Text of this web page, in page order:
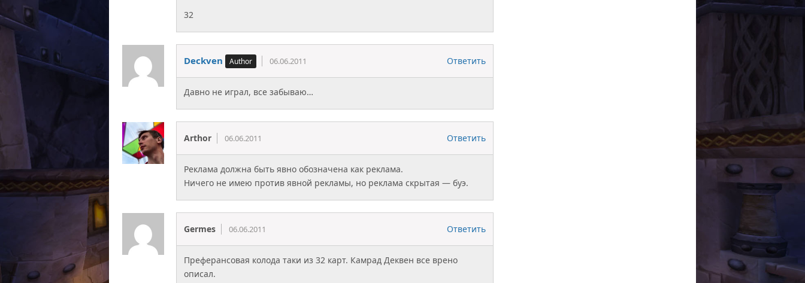
32
Deckven 06.06.2011 Ответить
Давно не играл, все забываю…
Arthor 06.06.2011 Ответить
Реклама должна быть явно обозначена как реклама.
Ничего не имею против явной рекламы, но реклама скрытая — буэ.
Germes 06.06.2011 Ответить
Преферансовая колода таки из 32 карт. Камрад Деквен все врено
описал.